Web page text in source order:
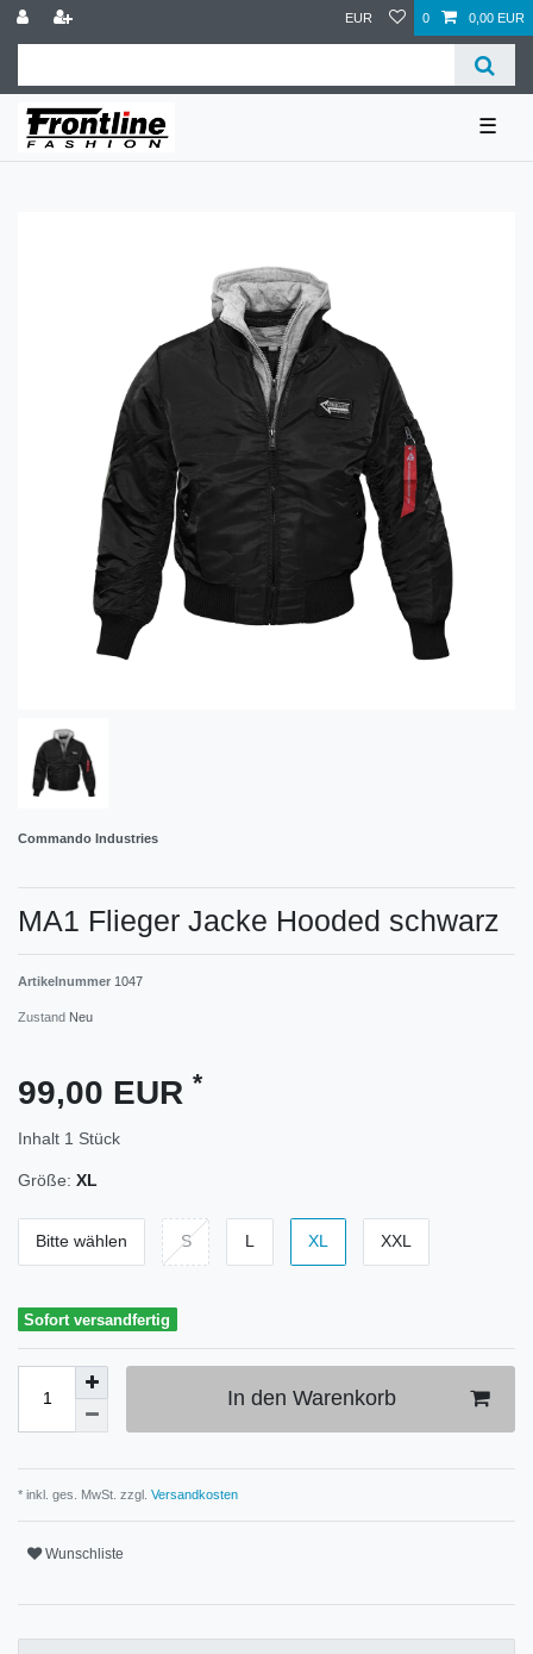
EUR 0 0,00 EUR
☰
Commando Industries
MA1 Flieger Jacke Hooded schwarz
Artikelnummer 1047
Zustand Neu
99,00 EUR *
Inhalt 1 Stück
Größe: XL
Bitte wählen S L XL XXL
Sofort versandfertig
In den Warenkorb
* inkl. ges. MwSt. zzgl. Versandkosten
Wunschliste